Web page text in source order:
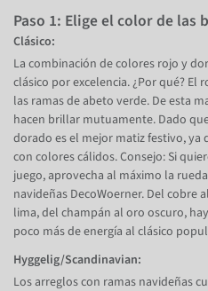
Paso 1: Elige el color de las
Clásico:
La combinación de colores rojo y
clásico por excelencia. ¿Por qué?
las ramas de abeto verde. De esta
hacen brillar mutuamente. Dado
dorado es el mejor matiz festivo, ya
con colores cálidos. Consejo: Si
juego, aprovecha al máximo la
navideñas DecoWoerner. Del cobre
lima, del champán al oro oscuro,
poco más de energía al clásico
Hyggelig/Scandinavian:
Los arreglos con ramas navideñas